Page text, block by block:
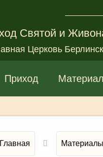
Святой и
Церковь
Приход
Главная Материалы